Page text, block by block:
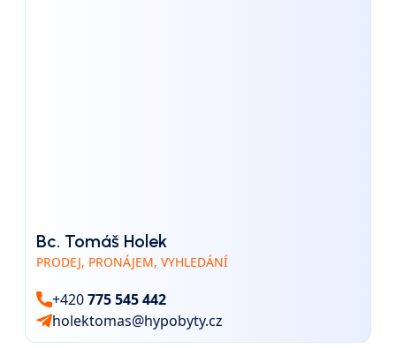
Bc. Tomáš Holek
PRODEJ, PRONÁJEM, VYHLEDÁNÍ
+420775 545 442
holektomas@hypobyty.cz